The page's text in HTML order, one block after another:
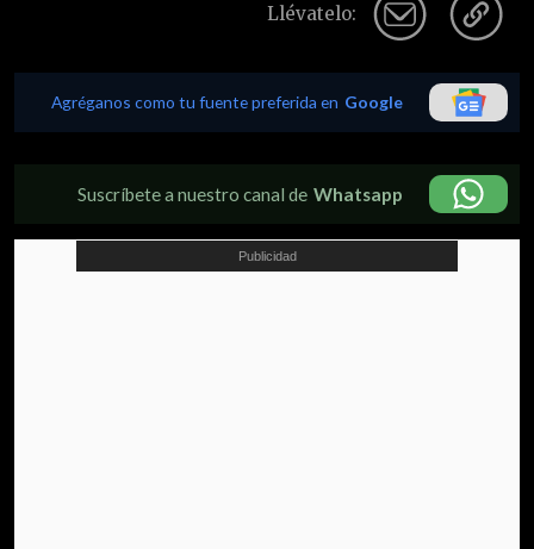
Llévatelo:
Agréganos como tu fuente preferida en Google
Suscríbete a nuestro canal de Whatsapp